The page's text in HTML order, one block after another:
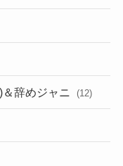
辞めジャニ (12)